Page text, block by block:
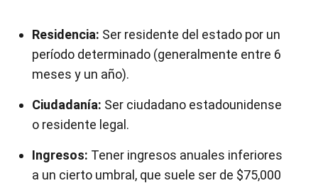
Residencia: Ser residente del estado por un
período determinado (generalmente entre 6
meses y un año).
Ciudadanía: Ser ciudadano estadounidense
o residente legal.
Ingresos: Tener ingresos anuales inferiores
a un cierto umbral, que suele ser de $75,000